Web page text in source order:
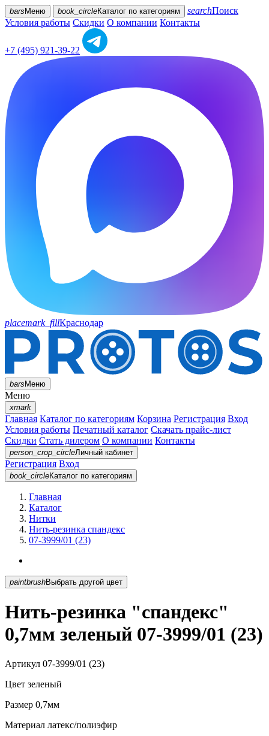
bars Меню book_circleКаталог по категориям searchПоиск
Условия работы Скидки О компании Контакты
+7 (495) 921-39-22
placemark_fillКраснодар
barsМеню
Меню
xmark
Главная Каталог по категориям Корзина Регистрация Вход
Условия работы Печатный каталог Скачать прайс-лист
Скидки Стать дилером О компании Контакты
person_crop_circleЛичный кабинет
Регистрация Вход
book_circleКаталог по категориям
Главная
Каталог
Нитки
Нить-резинка спандекс
07-3999/01 (23)
paintbrush Выбрать другой цвет
Нить-резинка "спандекс"
0,7мм зеленый 07-3999/01 (23)
Артикул 07-3999/01 (23)
Цвет зеленый
Размер 0,7мм
Материал латекс/полиэфир